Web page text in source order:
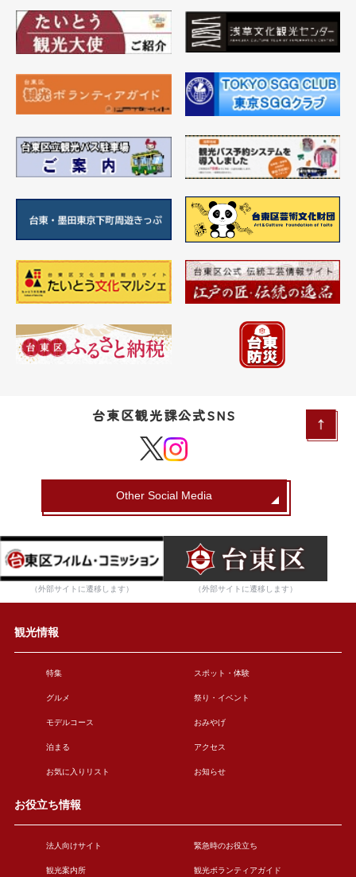
台東区観光課公式SNS
Other Social Media
（外部サイトに遷移します） （外部サイトに遷移します）
観光情報
特集 スポット・体験
グルメ 祭り・イベント
モデルコース おみやげ
泊まる アクセス
お気に入りリスト お知らせ
お役立ち情報
法人向けサイト 緊急時のお役立ち
観光案内所 観光ボランティアガイド